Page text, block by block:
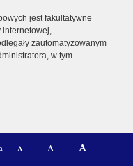
jest fakultatywne
internetowej,
zautomatyzowanym
w tym